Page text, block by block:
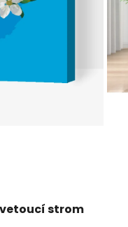
strom